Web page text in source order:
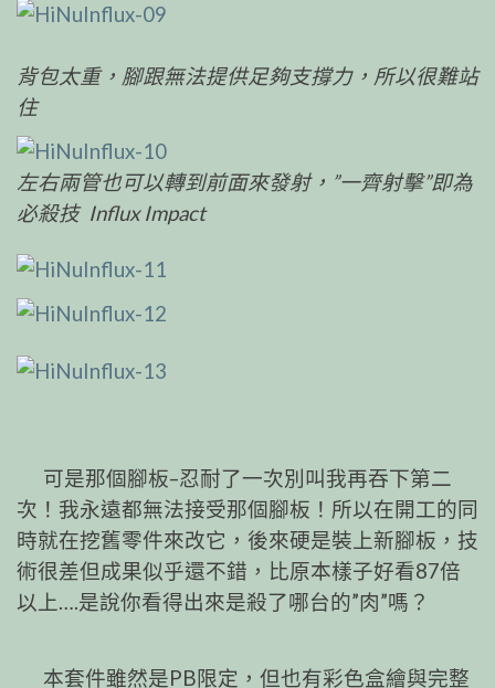
背包太重，腳跟無法提供足夠支撐力，所以很難站
住
左右兩管也可以轉到前面來發射，”一齊射擊”即為
必殺技 Influx Impact
可是那個腳板–忍耐了一次別叫我再吞下第二
次！我永遠都無法接受那個腳板！所以在開工的同
時就在挖舊零件來改它，後來硬是裝上新腳板，技
術很差但成果似乎還不錯，比原本樣子好看87倍
以上….是說你看得出來是殺了哪台的”肉”嗎？
本套件雖然是PB限定，但也有彩色盒繪與完整